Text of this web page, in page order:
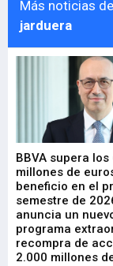
Más noticias de
jarduera
BBVA supera los
millones de
beneficio en el
semestre de
anuncia un
programa
recompra de
2.000 millones